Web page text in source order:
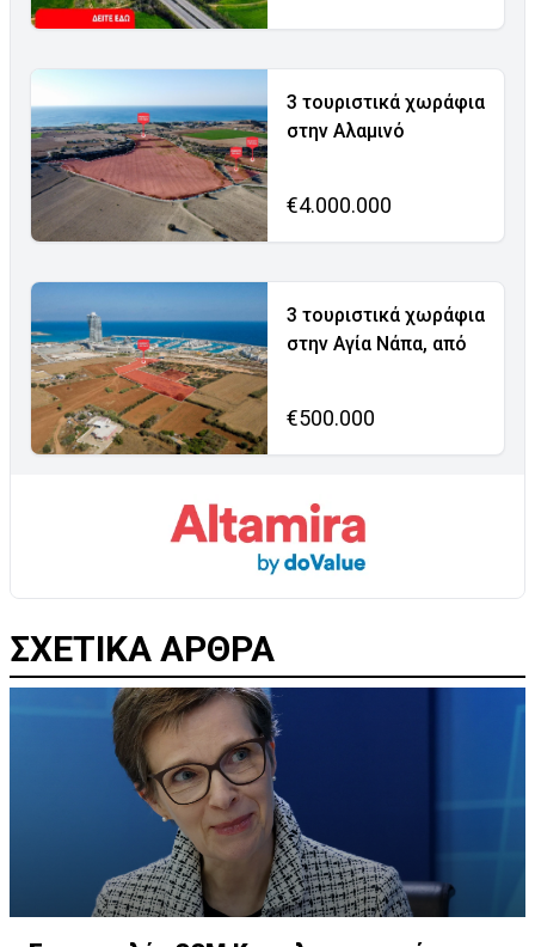
3 τουριστικά χωράφια
στην Αλαμινό
€4.000.000
3 τουριστικά χωράφια
στην Αγία Νάπα, από
€500.000
ΣΧΕΤΙΚΑ ΑΡΘΡΑ